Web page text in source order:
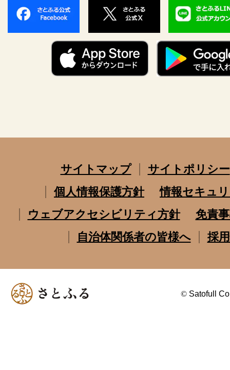
サイトマップ
サイトポリシー
個人情報保護方針
情報セキュ
ウェブアクセシビリティ方針
免責
自治体関係者の皆様へ
採
© Satofull